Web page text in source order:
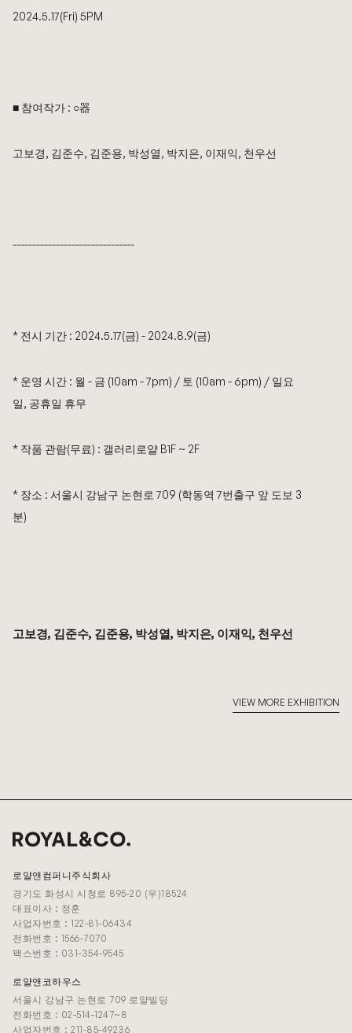
2024.5.17(Fri) 5PM
■ 참여작가 : ○器
고보경, 김준수, 김준용, 박성열, 박지은, 이재익, 천우선
-------------------------------
* 전시 기간 : 2024.5.17(금) - 2024.8.9(금)
* 운영 시간 : 월 - 금 (10am - 7pm) / 토 (10am - 6pm) / 일요
일, 공휴일 휴무
* 작품 관람(무료) : 갤러리로얄 B1F ~ 2F
* 장소 : 서울시 강남구 논현로 709 (학동역 7번출구 앞 도보 3
분)
고보경, 김준수, 김준용, 박성열, 박지은, 이재익, 천우선
VIEW MORE EXHIBITION
로얄앤컴퍼니주식회사
경기도 화성시 시청로 895-20 (우)18524
대표이사 : 정훈
사업자번호 : 122-81-06434
전화번호 : 1566-7070
팩스번호 : 031-354-9545
로얄앤코하우스
서울시 강남구 논현로 709 로얄빌딩
전화번호 : 02-514-1247~8
사업자번호 : 211-85-49236